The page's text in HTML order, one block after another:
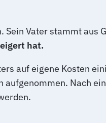
Vater stammt aus
hat.
auf eigene Kosten
Nach